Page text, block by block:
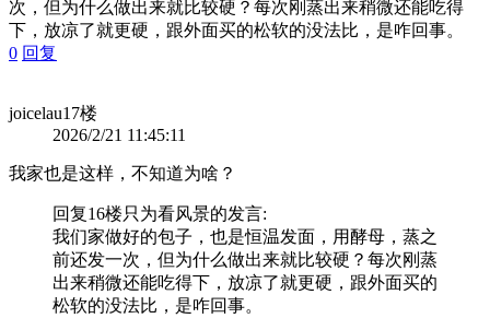
次，但为什么做出来就比较硬？每次刚蒸出来稍微还能吃得
下，放凉了就更硬，跟外面买的松软的没法比，是咋回事。
0 回复
joicelau17楼
2026/2/21 11:45:11
我家也是这样，不知道为啥？
回复16楼只为看风景的发言:
我们家做好的包子，也是恒温发面，用酵母，蒸之
前还发一次，但为什么做出来就比较硬？每次刚蒸
出来稍微还能吃得下，放凉了就更硬，跟外面买的
松软的没法比，是咋回事。